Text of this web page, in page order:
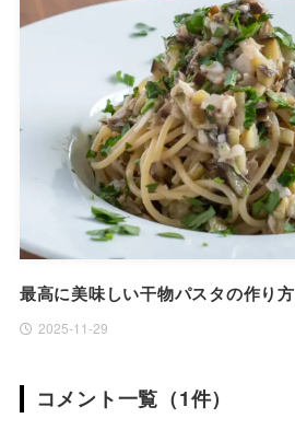
最高に美味しい干物パスタの作り方
2025-11-29
コメント一覧（1件）